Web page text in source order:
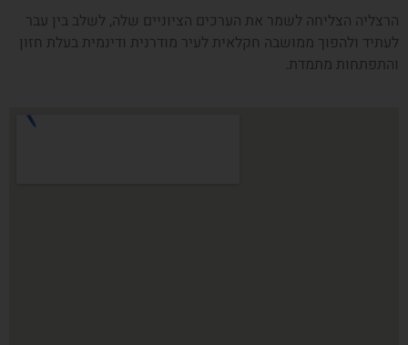
הרצליה הצליחה לשמר את הערכים הציוניים שלה, לשלב בין עבר
לעתיד ולהפוך ממושבה חקלאית לעיר מודרנית ודינמית בעלת חזון
והתפתחות מתמדת.